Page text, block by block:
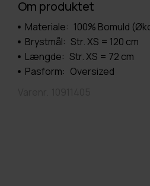
Om produktet
Materiale: 100% Bomuld
Brystmål: Str. XS = 120 cm
Længde: Str. XS = 72 cm
Pasform: Oversized